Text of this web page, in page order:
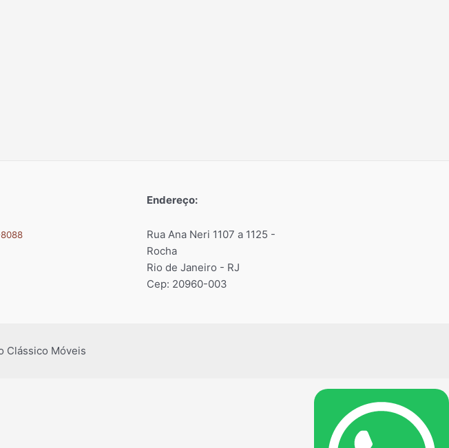
Endereço:
Rua Ana Neri 1107 a 1125 -
Rocha
Rio de Janeiro - RJ
Cep: 20960-003
Clássico Móveis